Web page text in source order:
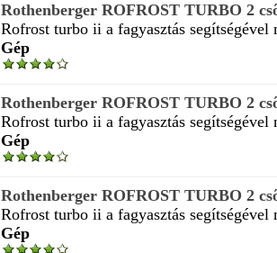
Rothenberger ROFROST TURBO 2
Rofrost turbo ii a fagyasztás
Gép
Rothenberger ROFROST TURBO 2
Rofrost turbo ii a fagyasztás
Gép
Rothenberger ROFROST TURBO 2
Rofrost turbo ii a fagyasztás
Gép